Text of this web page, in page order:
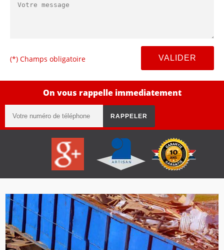
(*) Champs obligatoire
On vous rappelle immediatement